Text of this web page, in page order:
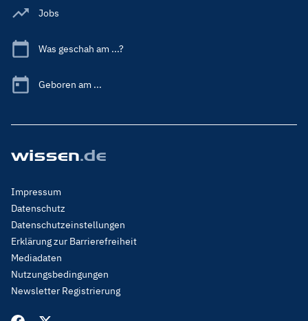
Jobs
Was geschah am ...?
Geboren am ...
Footer
Menu
Legal
Impressum
Datenschutz
Datenschutzeinstellungen
Erklärung zur Barrierefreiheit
Mediadaten
Nutzungsbedingungen
Newsletter Registrierung